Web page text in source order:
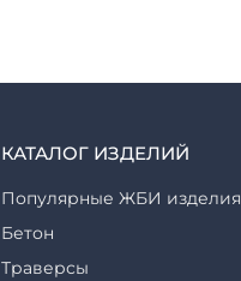
КАТАЛОГ ИЗДЕЛИЙ
Популярные ЖБИ изделия
Бетон
Траверсы